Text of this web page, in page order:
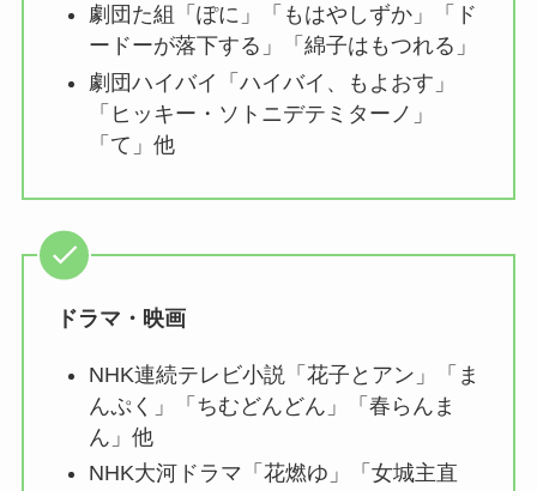
劇団た組「ぽに」「もはやしずか」「ド
ードーが落下する」「綿子はもつれる」
劇団ハイバイ「ハイバイ、もよおす」
「ヒッキー・ソトニデテミターノ」
「て」他
ドラマ・映画
NHK連続テレビ小説「花子とアン」「ま
んぷく」「ちむどんどん」「春らんま
ん」他
NHK大河ドラマ「花燃ゆ」「女城主直